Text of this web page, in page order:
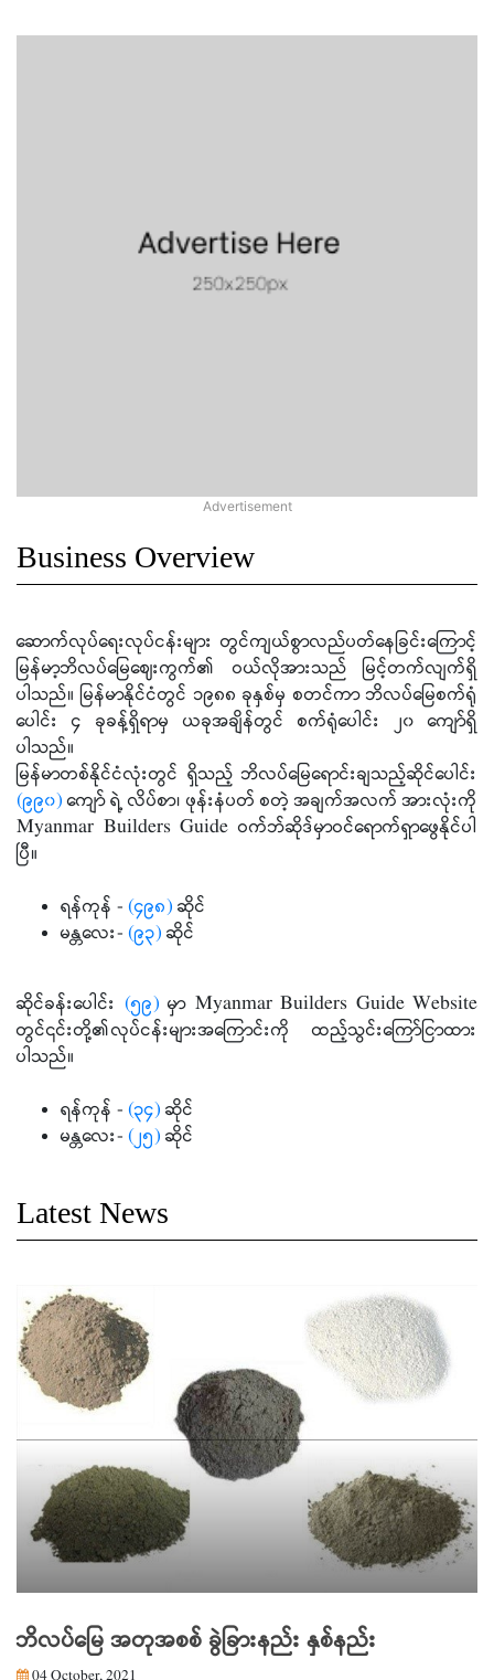
Business Overview
ဆောက်လုပ်ရေးလုပ်ငန်းများ တွင်ကျယ်စွာလည်ပတ်နေခြင်းကြောင့်
မြန်မာ့ဘိလပ်မြေဈေးကွက်၏ ဝယ်လိုအားသည် မြင့်တက်လျက်ရှိ
ပါသည်။ မြန်မာနိုင်ငံတွင် ၁၉၈၈ ခုနှစ်မှ စတင်ကာ ဘိလပ်မြေစက်ရုံ
ပေါင်း ၄ ခုခန့်ရှိရာမှ ယခုအချိန်တွင် စက်ရုံပေါင်း ၂၀ ကျော်ရှိ
ပါသည်။
မြန်မာတစ်နိုင်ငံလုံးတွင် ရှိသည့် ဘိလပ်မြေရောင်းချသည့်ဆိုင်ပေါင်း
(၉၉၀)ကျော် ရဲ့ လိပ်စာ၊ ဖုန်းနံပတ် စတဲ့ အချက်အလက် အားလုံးကို
Myanmar Builders Guide ဝက်ဘ်ဆိုဒ်မှာဝင်ရောက်ရှာဖွေနိုင်ပါ
ပြီ။
ရန်ကုန် - (၄၉၈) ဆိုင်
မန္တလေး- (၉၃) ဆိုင်
ဆိုင်ခန်းပေါင်း (၅၉) မှာ Myanmar Builders Guide Website
တွင်၎င်းတို့၏လုပ်ငန်းများအကြောင်းကို ထည့်သွင်းကြော်ငြာထား
ပါသည်။
ရန်ကုန် - (၃၄) ဆိုင်
မန္တလေး- (၂၅) ဆိုင်
Latest News
ဘိလပ်မြေ အတုအစစ် ခွဲခြားနည်း နှစ်နည်း
04 October, 2021